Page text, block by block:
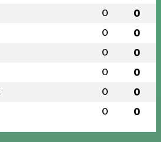
0 0
0 0
0 0
0 0
0 0
0 0